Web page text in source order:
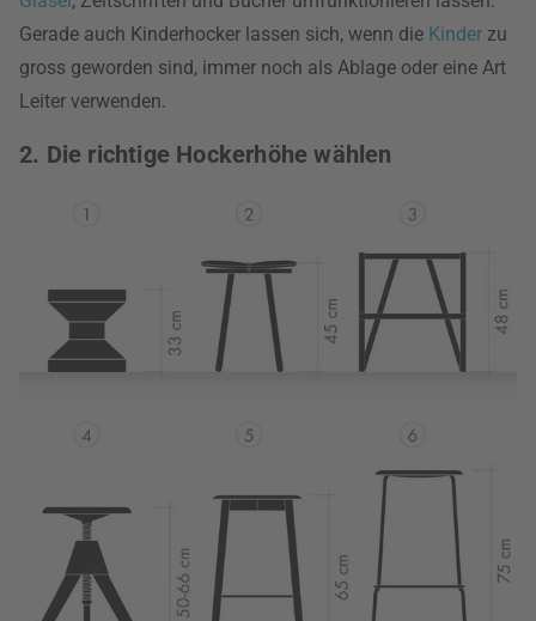
Gerade auch Kinderhocker lassen sich, wenn die Kinder zu
gross geworden sind, immer noch als Ablage oder eine Art
Leiter verwenden.
2. Die richtige Hockerhöhe wählen